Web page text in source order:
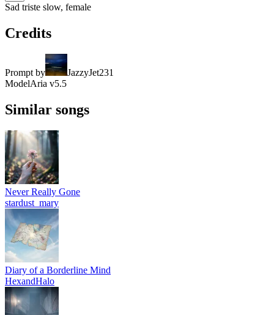
Sad triste slow, female
Credits
Prompt by
JazzyJet231
ModelAria v5.5
Similar songs
Never Really Gone
stardust_mary
Diary of a Borderline Mind
HexandHalo